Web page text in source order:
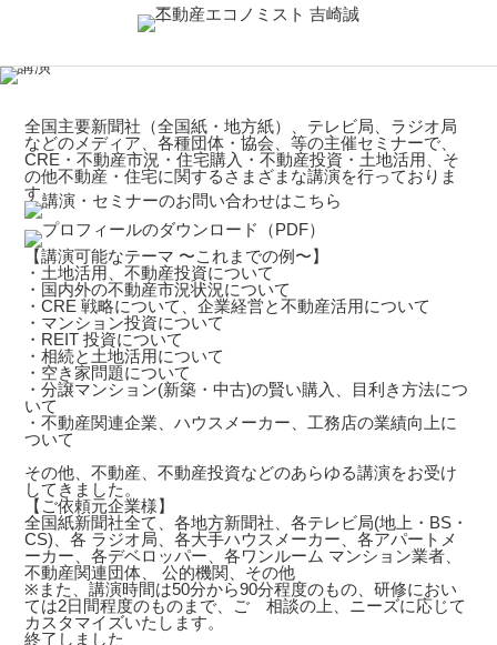
全国主要新聞社（全国紙・地方紙）、テレビ局、ラジオ局
などのメディア、各種団体・協会、等の主催セミナーで、
CRE・不動産市況・住宅購入・不動産投資・土地活用、そ
の他不動産・住宅に関するさまざまな講演を行っておりま
す。
【講演可能なテーマ 〜これまでの例〜】
・土地活用、不動産投資について
・国内外の不動産市況状況について
・CRE 戦略について、企業経営と不動産活用について
・マンション投資について
・REIT 投資について
・相続と土地活用について
・空き家問題について
・分譲マンション(新築・中古)の賢い購入、目利き方法につ
いて
・不動産関連企業、ハウスメーカー、工務店の業績向上に
ついて
その他、不動産、不動産投資などのあらゆる講演をお受け
してきました。
【ご依頼元企業様】
全国紙新聞社全て、各地方新聞社、各テレビ局(地上・BS・
CS)、各 ラジオ局、各大手ハウスメーカー、各アパートメ
ーカー、各デベロッパー、各ワンルーム マンション業者、
不動産関連団体、 公的機関、その他
※また、講演時間は50分から90分程度のもの、研修におい
ては2日間程度のものまで、ご゙相談の上、ニーズに応じて
カスタマイズいたします。
終了しました